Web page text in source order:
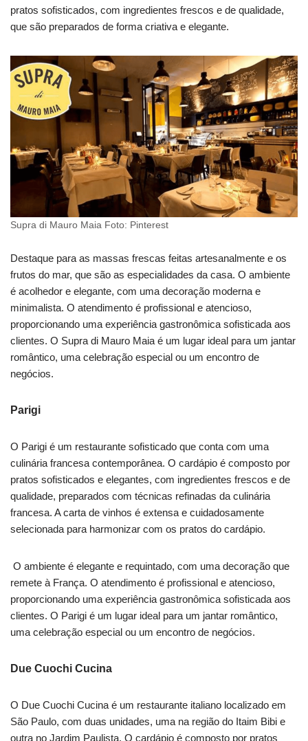
pratos sofisticados, com ingredientes frescos e de qualidade,
que são preparados de forma criativa e elegante.
Supra di Mauro Maia Foto: Pinterest
Destaque para as massas frescas feitas artesanalmente e os
frutos do mar, que são as especialidades da casa. O ambiente
é acolhedor e elegante, com uma decoração moderna e
minimalista. O atendimento é profissional e atencioso,
proporcionando uma experiência gastronômica sofisticada aos
clientes. O Supra di Mauro Maia é um lugar ideal para um jantar
romântico, uma celebração especial ou um encontro de
negócios.
Parigi
O Parigi é um restaurante sofisticado que conta com uma
culinária francesa contemporânea. O cardápio é composto por
pratos sofisticados e elegantes, com ingredientes frescos e de
qualidade, preparados com técnicas refinadas da culinária
francesa. A carta de vinhos é extensa e cuidadosamente
selecionada para harmonizar com os pratos do cardápio.
O ambiente é elegante e requintado, com uma decoração que
remete à França. O atendimento é profissional e atencioso,
proporcionando uma experiência gastronômica sofisticada aos
clientes. O Parigi é um lugar ideal para um jantar romântico,
uma celebração especial ou um encontro de negócios.
Due Cuochi Cucina
O Due Cuochi Cucina é um restaurante italiano localizado em
São Paulo, com duas unidades, uma na região do Itaim Bibi e
outra no Jardim Paulista. O cardápio é composto por pratos